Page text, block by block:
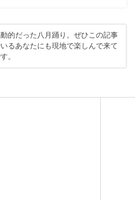
的だった八月踊り。ぜひこの記事
るあなたにも現地で楽しんで来て
。